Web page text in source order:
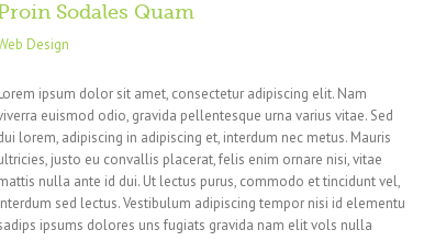
Sodales Quam
Design
ipsum dolor sit amet, consectetur adipiscing elit. Nam
euismod odio, gravida pellentesque urna varius vitae. Sed
lorem, adipiscing in adipiscing et, interdum nec metus. Mauris
justo eu convallis placerat, felis enim ornare nisi, vitae
nulla ante id dui. Ut lectus purus, commodo et tincidunt vel,
sed lectus. Vestibulum adipiscing tempor nisi id elementu
ipsums dolores uns fugiats gravida nam elit vols nulla